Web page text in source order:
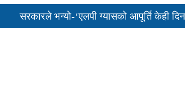
सरकारले भन्यो-‘एलपी ग्यासको आपूर्ति केही दिनमै